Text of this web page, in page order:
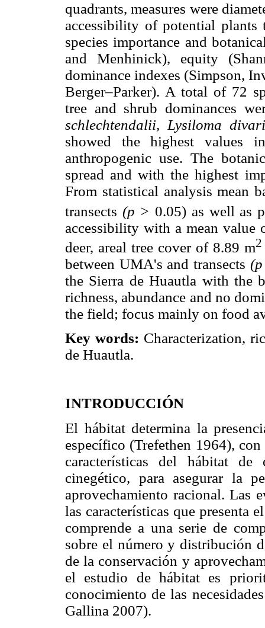
quadrants, measures were
accessibility of potential plants
species importance and
and Menhinick), equity
dominance indexes (Simpson,
Berger–Parker). A total of 72
tree and shrub dominances
schlechtendalii, Lysiloma
showed the highest values
anthropogenic use. The
spread and with the highest
From statistical analysis mean
transects (p > 0.05) as well as
accessibility with a mean
deer, areal tree cover of 8.89 m2
between UMA's and transects
the Sierra de Huautla with the
richness, abundance and no
the field; focus mainly on food
Key words: Characterization,
de Huautla.
INTRODUCCIÓN
El hábitat determina la
específico (Trefethen 1964),
características del hábitat de
cinegético, para asegurar la
aprovechamiento racional. Las
las características que presenta
comprende a una serie de
sobre el número y distribución
de la conservación y
el estudio de hábitat es
conocimiento de las
Gallina 2007).